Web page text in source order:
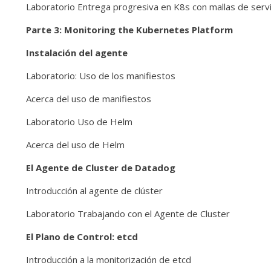
Laboratorio Entrega progresiva en K8s con mallas de
Parte 3: Monitoring the Kubernetes Platform
Instalación del agente
Laboratorio: Uso de los manifiestos
Acerca del uso de manifiestos
Laboratorio Uso de Helm
Acerca del uso de Helm
El Agente de Cluster de Datadog
Introducción al agente de clúster
Laboratorio Trabajando con el Agente de Cluster
El Plano de Control: etcd
Introducción a la monitorización de etcd